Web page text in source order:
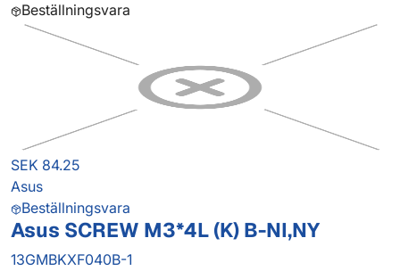
Beställningsvara
SEK 84.25
Asus
Beställningsvara
Asus SCREW M3*4L (K) B-NI,NY
13GMBKXF040B-1